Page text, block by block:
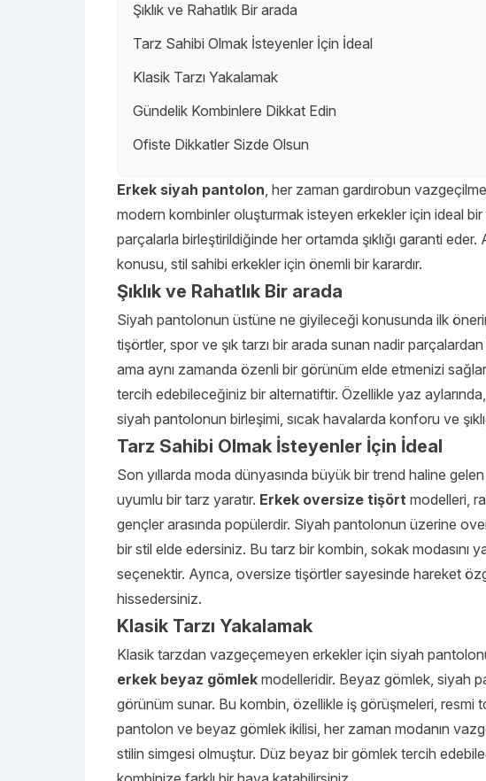
Şıklık ve Rahatlık Bir arada
Tarz Sahibi Olmak İsteyenler İçin İdeal
Klasik Tarzı Yakalamak
Gündelik Kombinlere Dikkat Edin
Ofiste Dikkatler Sizde Olsun
Erkek siyah pantolon, her zaman gardırobun
modern kombinler oluşturmak isteyen erkekler için ideal
parçalarla birleştirildiğinde her ortamda şıklığı garanti
konusu, stil sahibi erkekler için önemli bir karardır.
Şıklık ve Rahatlık Bir arada
Siyah pantolonun üstüne ne giyileceği konusunda ilk
tişörtler, spor ve şık tarzı bir arada sunan nadir
ama aynı zamanda özenli bir görünüm elde etmenizi
tercih edebileceğiniz bir alternatiftir. Özellikle yaz
siyah pantolonun birleşimi, sıcak havalarda konforu ve
Tarz Sahibi Olmak İsteyenler İçin İdeal
Son yıllarda moda dünyasında büyük bir trend haline
uyumlu bir tarz yaratır. Erkek oversize tişört modelleri,
gençler arasında popülerdir. Siyah pantolonun üzerine
bir stil elde edersiniz. Bu tarz bir kombin, sokak modasını
seçenektir. Ayrıca, oversize tişörtler sayesinde hareket
hissedersiniz.
Klasik Tarzı Yakalamak
Klasik tarzdan vazgeçemeyen erkekler için siyah
erkek beyaz gömlek modelleridir. Beyaz gömlek, siyah
görünüm sunar. Bu kombin, özellikle iş görüşmeleri, resmi
pantolon ve beyaz gömlek ikilisi, her zaman modanın
stilin simgesi olmuştur. Düz beyaz bir gömlek tercih